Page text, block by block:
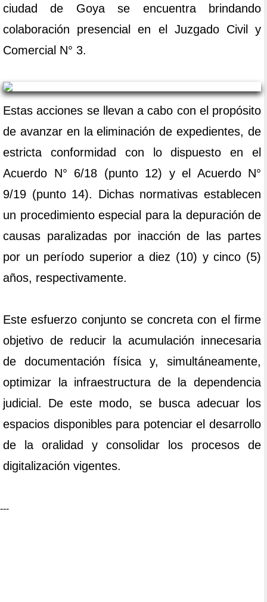
ciudad de Goya se encuentra brindando
colaboración presencial en el Juzgado Civil y
Comercial N° 3.
Estas acciones se llevan a cabo con el propósito
de avanzar en la eliminación de expedientes, de
estricta conformidad con lo dispuesto en el
Acuerdo N° 6/18 (punto 12) y el Acuerdo N°
9/19 (punto 14). Dichas normativas establecen
un procedimiento especial para la depuración de
causas paralizadas por inacción de las partes
por un período superior a diez (10) y cinco (5)
años, respectivamente.
Este esfuerzo conjunto se concreta con el firme
objetivo de reducir la acumulación innecesaria
de documentación física y, simultáneamente,
optimizar la infraestructura de la dependencia
judicial. De este modo, se busca adecuar los
espacios disponibles para potenciar el desarrollo
de la oralidad y consolidar los procesos de
digitalización vigentes.
---